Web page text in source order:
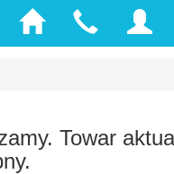
Towar